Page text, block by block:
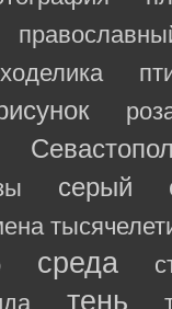
серый
среда
тень